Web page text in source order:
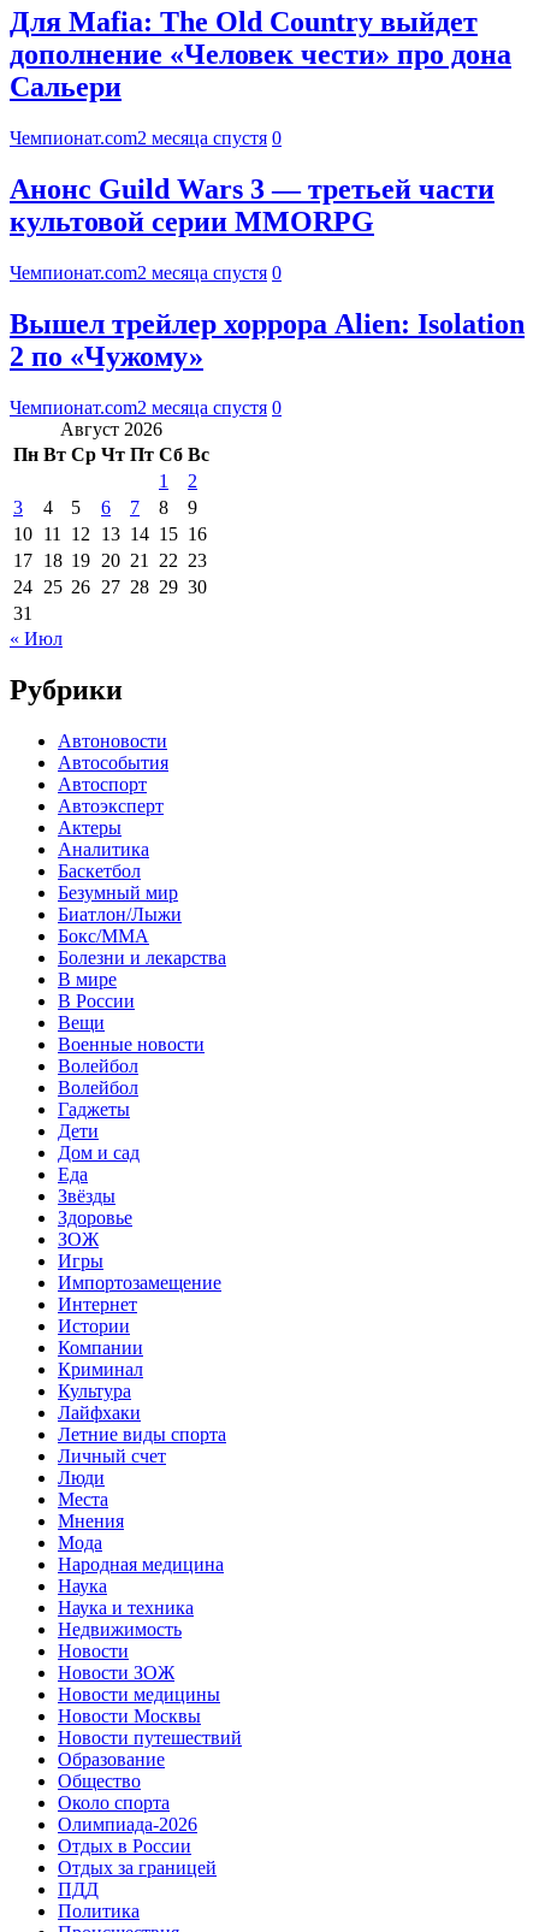
Для Mafia: The Old Country выйдет
дополнение «Человек чести» про дона
Сальери
Чемпионат.com2 месяца спустя 0
Анонс Guild Wars 3 — третьей части
культовой серии MMORPG
Чемпионат.com2 месяца спустя 0
Вышел трейлер хоррора Alien: Isolation
2 по «Чужому»
Чемпионат.com2 месяца спустя 0
Август 2026
Пн Вт Ср Чт Пт Сб Вс
1
2
3
4 5 6 7 8
9
10 11 12 13 14 15 16
17 18 19 20 21 22 23
24 25 26 27 28 29 30
31
« Июл
Рубрики
Автоновости
Автособытия
Автоспорт
Автоэксперт
Актеры
Аналитика
Баскетбол
Безумный мир
Биатлон/Лыжи
Бокс/MMA
Болезни и лекарства
В мире
В России
Вещи
Военные новости
Волейбол
Волейбол
Гаджеты
Дети
Дом и сад
Еда
Звёзды
Здоровье
ЗОЖ
Игры
Импортозамещение
Интернет
Истории
Компании
Криминал
Культура
Лайфхаки
Летние виды спорта
Личный счет
Люди
Места
Мнения
Мода
Народная медицина
Наука
Наука и техника
Недвижимость
Новости
Новости ЗОЖ
Новости медицины
Новости Москвы
Новости путешествий
Образование
Общество
Около спорта
Олимпиада-2026
Отдых в России
Отдых за границей
ПДД
Политика